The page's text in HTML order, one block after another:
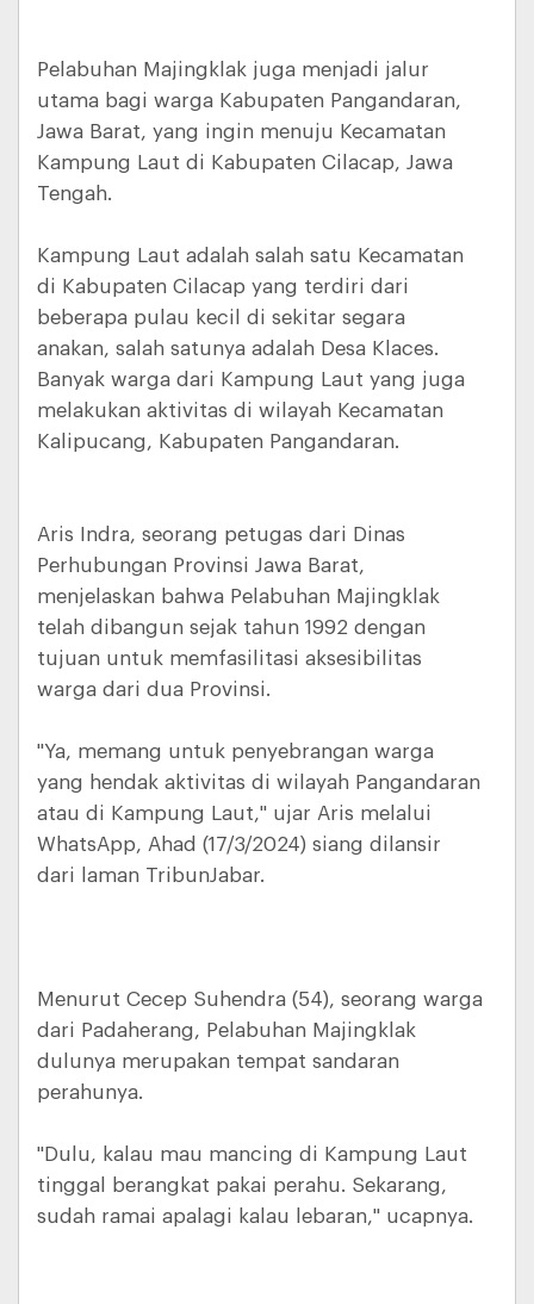
Pelabuhan Majingklak juga menjadi jalur
utama bagi warga Kabupaten Pangandaran,
Jawa Barat, yang ingin menuju Kecamatan
Kampung Laut di Kabupaten Cilacap, Jawa
Tengah.
Kampung Laut adalah salah satu Kecamatan
di Kabupaten Cilacap yang terdiri dari
beberapa pulau kecil di sekitar segara
anakan, salah satunya adalah Desa Klaces.
Banyak warga dari Kampung Laut yang juga
melakukan aktivitas di wilayah Kecamatan
Kalipucang, Kabupaten Pangandaran.
Aris Indra, seorang petugas dari Dinas
Perhubungan Provinsi Jawa Barat,
menjelaskan bahwa Pelabuhan Majingklak
telah dibangun sejak tahun 1992 dengan
tujuan untuk memfasilitasi aksesibilitas
warga dari dua Provinsi.
"Ya, memang untuk penyebrangan warga
yang hendak aktivitas di wilayah Pangandaran
atau di Kampung Laut," ujar Aris melalui
WhatsApp, Ahad (17/3/2024) siang dilansir
dari laman TribunJabar.
Menurut Cecep Suhendra (54), seorang warga
dari Padaherang, Pelabuhan Majingklak
dulunya merupakan tempat sandaran
perahunya.
"Dulu, kalau mau mancing di Kampung Laut
tinggal berangkat pakai perahu. Sekarang,
sudah ramai apalagi kalau lebaran," ucapnya.